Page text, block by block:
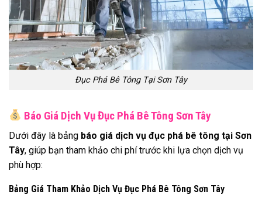
Đục Phá Bê Tông Tại Sơn Tây
Báo Giá Dịch Vụ Đục Phá Bê Tông Sơn Tây
Dưới đây là bảng báo giá dịch vụ đục phá bê tông tại Sơn
Tây, giúp bạn tham khảo chi phí trước khi lựa chọn dịch vụ
phù hợp:
Bảng Giá Tham Khảo Dịch Vụ Đục Phá Bê Tông Sơn Tây